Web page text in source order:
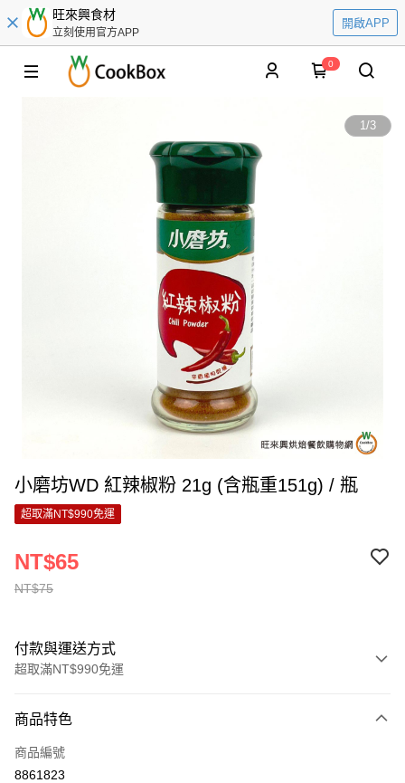
旺來興食材
立刻使用官方APP
開啟APP
0
1/3
小磨坊WD 紅辣椒粉 21g (含瓶重151g) / 瓶
超取滿NT$990免運
NT$75
NT$65
付款與運送方式
超取滿NT$990免運
信用卡一次付款
超商取貨付款
商品特色
商品編號
8861823